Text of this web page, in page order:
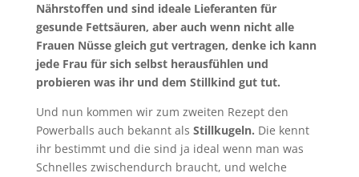
Nährstoffen und sind ideale Lieferanten für
gesunde Fettsäuren, aber auch wenn nicht alle
Frauen Nüsse gleich gut vertragen, denke ich kann
jede Frau für sich selbst herausfühlen und
probieren was ihr und dem Stillkind gut tut.
Und nun kommen wir zum zweiten Rezept den
Powerballs auch bekannt als Stillkugeln. Die kennt
ihr bestimmt und die sind ja ideal wenn man was
Schnelles zwischendurch braucht, und welche